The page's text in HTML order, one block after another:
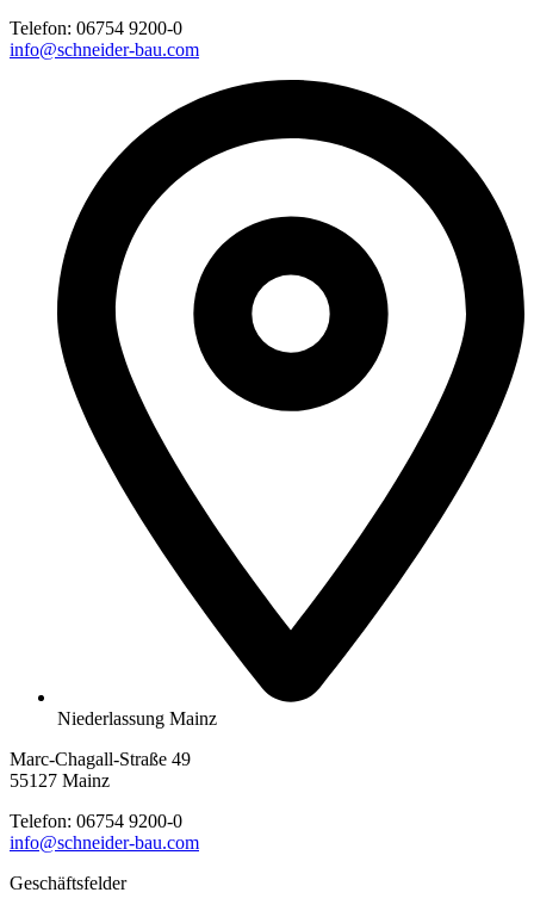
Telefon: 06754 9200-0
info@schneider-bau.com
Niederlassung Mainz
Marc-Chagall-Straße 49
55127 Mainz
Telefon: 06754 9200-0
info@schneider-bau.com
Geschäftsfelder